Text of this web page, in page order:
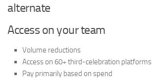
alternate
Access on your team
Volume reductions
Access on 60+ third-celebration platforms
Pay primarily based on spend